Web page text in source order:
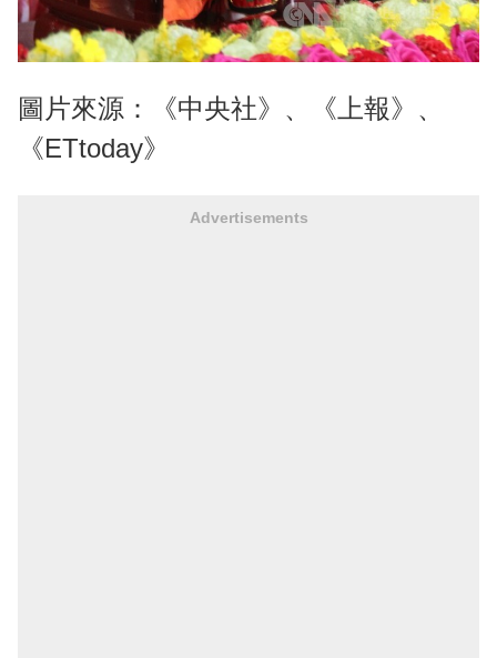
圖片來源：《中央社》、《上報》、
《ETtoday》
Advertisements